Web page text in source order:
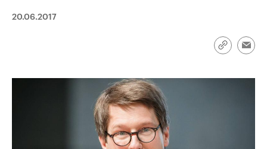
Umfragen, Prognosen,
Wahlprogramme, aktuelle Berichte
20.06.2017
Link